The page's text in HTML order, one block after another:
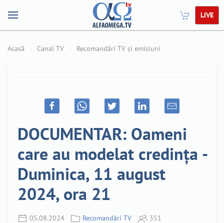
LIVE
Acasă Canal TV Recomandări TV și emisiuni
DOCUMENTAR: Oameni
care au modelat credința -
Duminica, 11 august
2024, ora 21
05.08.2024 Recomandări TV 351